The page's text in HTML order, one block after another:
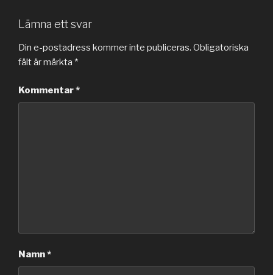
Lämna ett svar
Din e-postadress kommer inte publiceras. Obligatoriska
fält är märkta *
Kommentar*
Namn*